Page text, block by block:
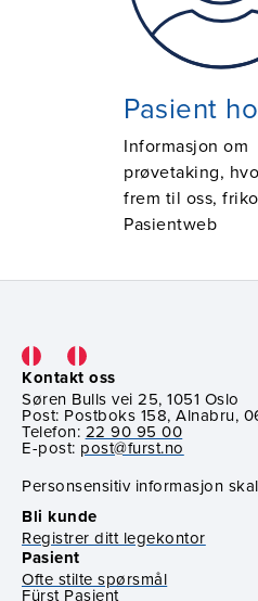
Pasient
Informasjon om
prøvetaking,
frem til oss,
Pasientweb
Kontakt oss
Søren Bulls vei 25, 1051 Oslo
Post: Postboks 158, Alnabru,
Telefon: 22 90 95 00
E-post: post@furst.no
Personsensitiv informasjon
Bli kunde
Registrer ditt legekontor
Pasient
Ofte stilte spørsmål
Fürst Pasient